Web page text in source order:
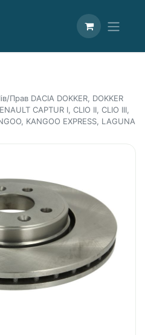
Прав DACIA DOKKER, DOKKER
CAPTUR I, CLIO II, CLIO III,
KANGOO EXPRESS, LAGUNA